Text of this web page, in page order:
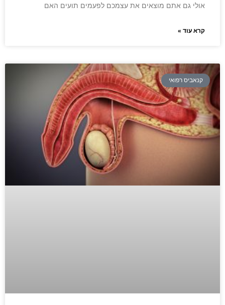
אולי גם אתם מוצאים את עצמכם לפעמים תועים האם
קרא עוד »
קנאביס רפואי